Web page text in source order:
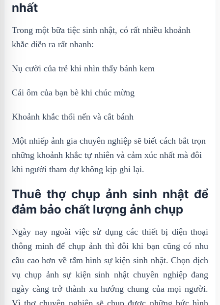
nhất
Trong một bữa tiệc sinh nhật, có rất nhiều khoảnh
khắc diễn ra rất nhanh:
Nụ cười của trẻ khi nhìn thấy bánh kem
Cái ôm của bạn bè khi chúc mừng
Khoảnh khắc thổi nến và cắt bánh
Một nhiếp ảnh gia chuyên nghiệp sẽ biết cách bắt trọn
những khoảnh khắc tự nhiên và cảm xúc nhất mà đôi
khi người tham dự không kịp ghi lại.
Thuê thợ chụp ảnh sinh nhật để
đảm bảo chất lượng ảnh chụp
Ngày nay ngoài việc sử dụng các thiết bị điện thoại
thông minh để chụp ảnh thì đôi khi bạn cũng có nhu
cầu cao hơn về tấm hình sự kiện sinh nhật. Chọn dịch
vụ chụp ảnh sự kiện sinh nhật chuyên nghiệp đang
ngày càng trở thành xu hướng chung của mọi người.
Vì thợ chuyên nghiệp sẽ chụp được những bức hình